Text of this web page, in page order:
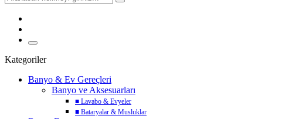
Kategoriler
Banyo & Ev Gereçleri
Banyo ve Aksesuarları
■ Lavabo & Evyeler
■ Bataryalar & Musluklar